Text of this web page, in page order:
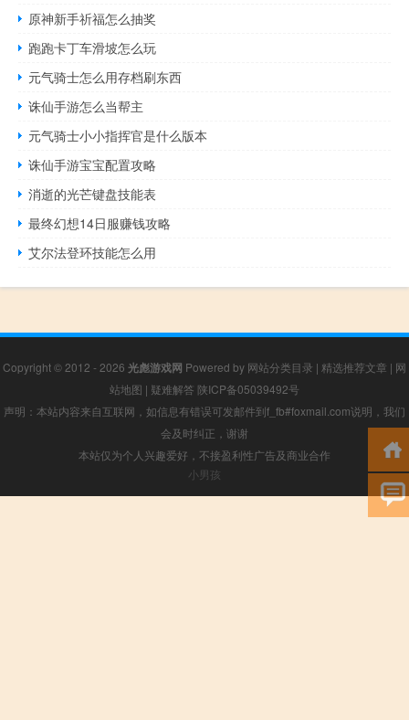
原神新手祈福怎么抽奖
跑跑卡丁车滑坡怎么玩
元气骑士怎么用存档刷东西
诛仙手游怎么当帮主
元气骑士小小指挥官是什么版本
诛仙手游宝宝配置攻略
消逝的光芒键盘技能表
最终幻想14日服赚钱攻略
艾尔法登环技能怎么用
Copyright © 2012 - 2026 光彪游戏网 Powered by 网站分类目录 | 精选推荐文章 | 网
站地图 | 疑难解答 陕ICP备05039492号
声明：本站内容来自互联网，如信息有错误可发邮件到f_fb#foxmail.com说明，我们
会及时纠正，谢谢
本站仅为个人兴趣爱好，不接盈利性广告及商业合作
小男孩